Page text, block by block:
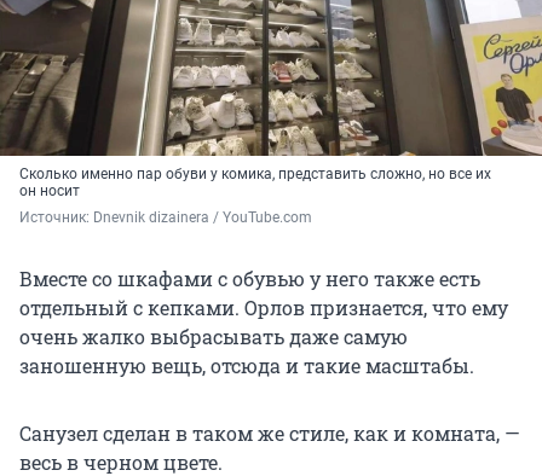
Сколько именно пар обуви у комика, представить сложно, но все их
он носит
Источник: Dnevnik dizainera / YouTube.com
Вместе со шкафами с обувью у него также есть
отдельный с кепками. Орлов признается, что ему
очень жалко выбрасывать даже самую
заношенную вещь, отсюда и такие масштабы.
Санузел сделан в таком же стиле, как и комната, —
весь в черном цвете.